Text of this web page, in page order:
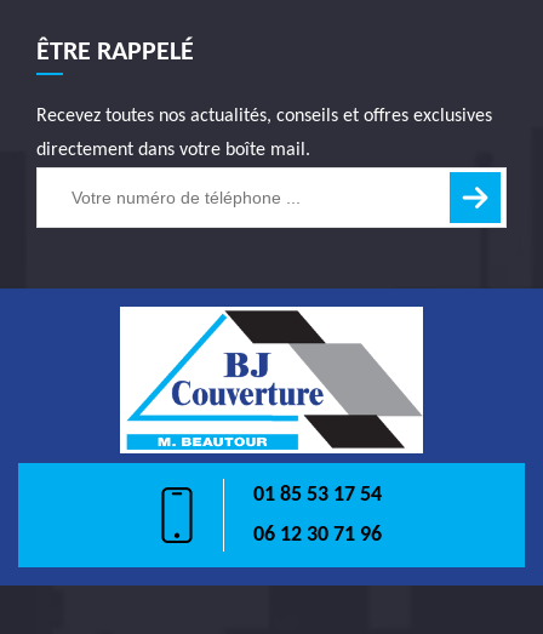
ÊTRE RAPPELÉ
Recevez toutes nos actualités, conseils et offres exclusives
directement dans votre boîte mail.
01 85 53 17 54
06 12 30 71 96